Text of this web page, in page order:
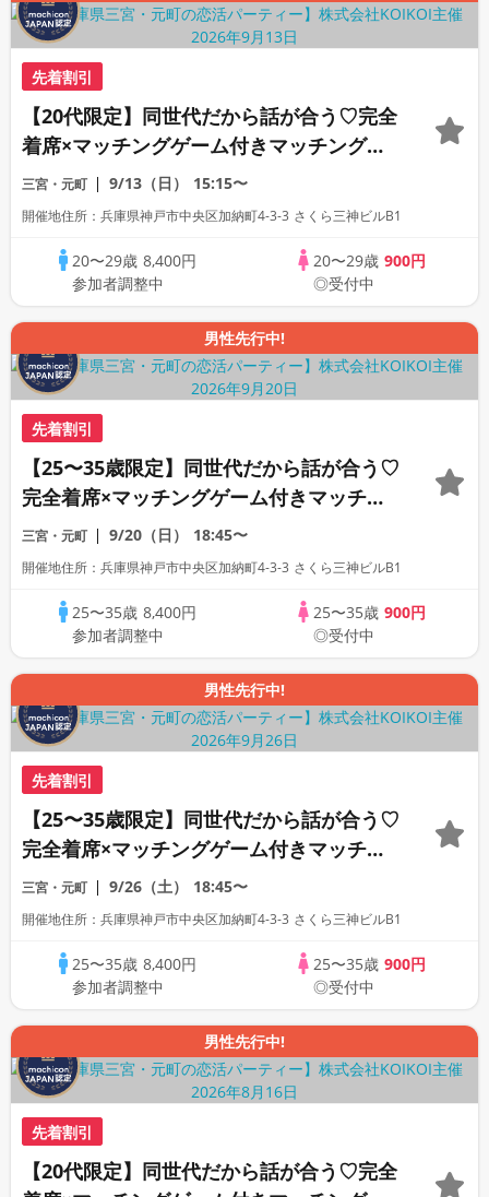
先着割引
【20代限定】同世代だから話が合う♡完全
着席×マッチングゲーム付きマッチングコ
ン
三宮・元町 9/13（日） 15:15〜
開催地住所：兵庫県神戸市中央区加納町4-3-3 さくら三神ビルB1
20〜29歳 8,400円
参加者調整中
20〜29歳 900円
◎受付中
男性先行中!
先着割引
【25〜35歳限定】同世代だから話が合う♡
完全着席×マッチングゲーム付きマッチン
グコン
三宮・元町 9/20（日） 18:45〜
開催地住所：兵庫県神戸市中央区加納町4-3-3 さくら三神ビルB1
25〜35歳 8,400円
参加者調整中
25〜35歳 900円
◎受付中
男性先行中!
先着割引
【25〜35歳限定】同世代だから話が合う♡
完全着席×マッチングゲーム付きマッチン
グコン
三宮・元町 9/26（土） 18:45〜
開催地住所：兵庫県神戸市中央区加納町4-3-3 さくら三神ビルB1
25〜35歳 8,400円
参加者調整中
25〜35歳 900円
◎受付中
男性先行中!
先着割引
【20代限定】同世代だから話が合う♡完全